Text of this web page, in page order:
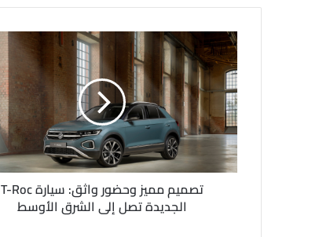
د
ك
ا
ل
إ
ل
ك
ت
ر
و
ن
تصميم مميز وحضور واثق: سيارة T-Roc
الجديدة تصل إلى الشرق الأوسط